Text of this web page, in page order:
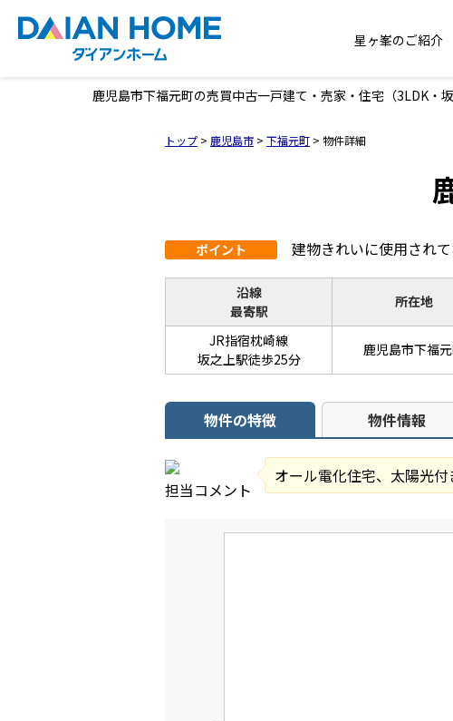
星ヶ峯のご紹介
鹿児島市下福元町の売買中古一戸建て・売家・住宅（3LDK・
トップ > 鹿児島市 > 下福元町 > 物件詳細
ポイント 建物きれいに使用され
沿線
最寄駅
所在地
JR指宿枕崎線
坂之上駅徒歩25分
鹿児島市下福
物件の特徴 物件情報
担当コメント
オール電化住宅、太陽光付